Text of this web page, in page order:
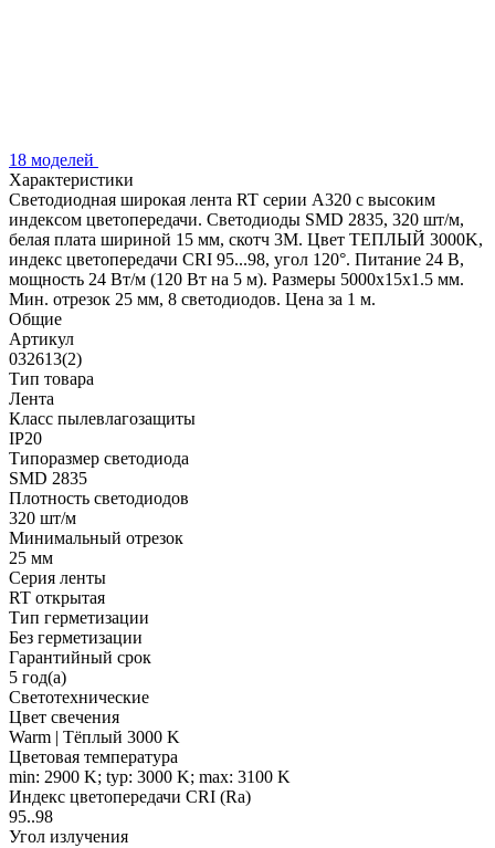
18 моделей
Характеристики
Светодиодная широкая лента RT серии A320 с высоким
индексом цветопередачи. Светодиоды SMD 2835, 320 шт/м,
белая плата шириной 15 мм, скотч 3М. Цвет ТЕПЛЫЙ 3000K,
индекс цветопередачи CRI 95...98, угол 120°. Питание 24 В,
мощность 24 Вт/м (120 Вт на 5 м). Размеры 5000х15х1.5 мм.
Мин. отрезок 25 мм, 8 светодиодов. Цена за 1 м.
Общие
Артикул
032613(2)
Тип товара
Лента
Класс пылевлагозащиты
IP20
Типоразмер светодиода
SMD 2835
Плотность светодиодов
320 шт/м
Минимальный отрезок
25 мм
Серия ленты
RT открытая
Тип герметизации
Без герметизации
Гарантийный срок
5 год(а)
Светотехнические
Цвет свечения
Warm | Тёплый 3000 K
Цветовая температура
min: 2900 K; typ: 3000 K; max: 3100 K
Индекс цветопередачи CRI (Ra)
95..98
Угол излучения